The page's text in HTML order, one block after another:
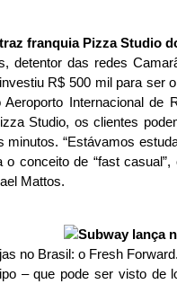
franquia Pizza Studio
detentor das redes
R$ 500 mil para ser
Internacional
Studio, os clientes
“Estávamos
conceito de “fast
Mattos.
no Brasil: o Fresh
– que pode ser visto de